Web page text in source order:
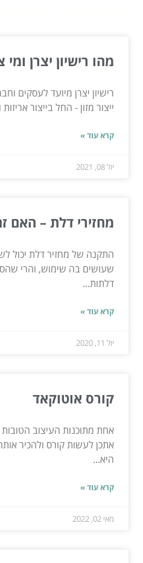
מהו רישיון יצרן
רישיון יצרן מיועד לעסקים
ייצור מזון - החל בייצור
קרא עוד »
יול 08, 2021
מחזירי דלת – האם
התקנה של מחזיר דלת יכול
שעושים בה שימוש, והרי
דלתות...
קרא עוד »
יול 11, 2020
קורס אוטוקאד
אחת מתוכנות העיצוב
אתכן לעשות קורס ולהכיר
היא...
קרא עוד »
מאי 02, 2022